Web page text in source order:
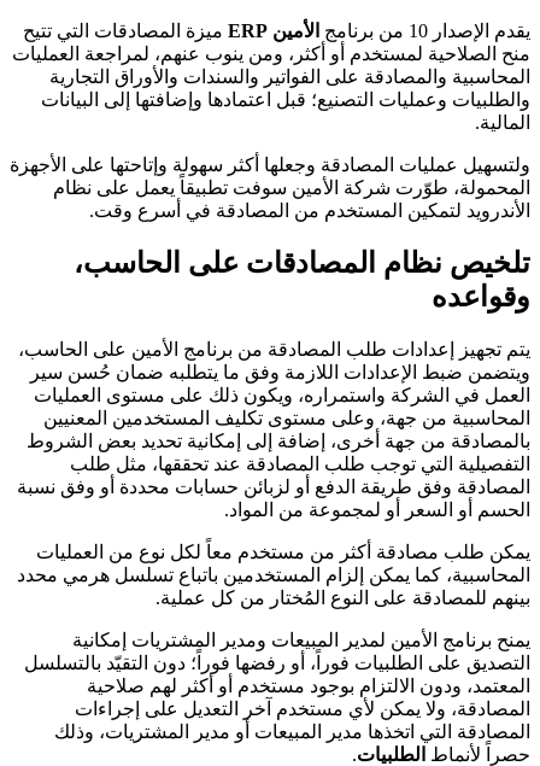
يقدم الإصدار 10 من برنامج الأمين ERP
ميزة المصادقات التي تتيح
منح الصلاحية لمستخدم أو أكثر، ومن ينوب عنهم، لمراجعة العمليات
المحاسبية والمصادقة على الفواتير والسندات والأوراق التجارية
والطلبيات وعمليات التصنيع؛ قبل اعتمادها وإضافتها إلى البيانات
المالية.
ولتسهيل عمليات المصادقة وجعلها أكثر سهولة وإتاحتها على الأجهزة
المحمولة، طوّرت شركة الأمين سوفت تطبيقاً يعمل على نظام
الأندرويد لتمكين المستخدم من المصادقة في أسرع وقت.
تلخيص نظام المصادقات على الحاسب،
وقواعده
يتم تجهيز إعدادات طلب المصادقة من برنامج الأمين على الحاسب،
ويتضمن ضبط الإعدادات اللازمة وفق ما يتطلبه ضمان حُسن سير
العمل في الشركة واستمراره، ويكون ذلك على مستوى العمليات
المحاسبية من جهة، وعلى مستوى تكليف المستخدمين المعنيين
بالمصادقة من جهة أخرى، إضافة إلى إمكانية تحديد بعض الشروط
التفصيلية التي توجب طلب المصادقة عند تحققها، مثل طلب
المصادقة وفق طريقة الدفع أو لزبائن حسابات محددة أو وفق نسبة
الحسم أو السعر أو لمجموعة من المواد.
يمكن طلب مصادقة أكثر من مستخدم معاً لكل نوع من العمليات
المحاسبية، كما يمكن إلزام المستخدمين باتباع تسلسل هرمي محدد
بينهم للمصادقة على النوع المُختار من كل عملية.
يمنح برنامج الأمين لمدير المبيعات ومدير المشتريات إمكانية
التصديق على الطلبيات فوراً، أو رفضها فوراً؛ دون التقيّد بالتسلسل
المعتمد، ودون الالتزام بوجود مستخدم أو أكثر لهم صلاحية
المصادقة، ولا يمكن لأي مستخدم آخر التعديل على إجراءات
المصادقة التي اتخذها مدير المبيعات أو مدير المشتريات، وذلك
حصراً لأنماط الطلبيات.